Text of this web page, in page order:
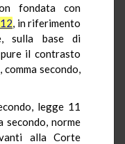
fondata con
, in riferimento
sulla base di
il contrasto
secondo,
legge 11
secondo, norme
alla Corte